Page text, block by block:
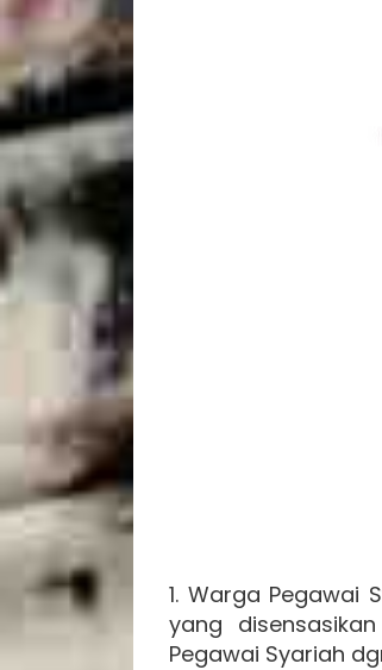
1. Warga Pegawai
yang
Pegawai Syariah